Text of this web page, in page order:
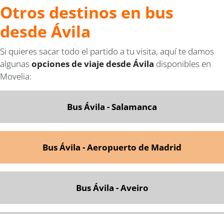
Otros destinos en bus
desde Ávila
Si quieres sacar todo el partido a tu visita, aquí te damos
algunas opciones de viaje desde Ávila disponibles en
Movelia:
Bus Ávila - Salamanca
Bus Ávila - Aeropuerto de Madrid
Bus Ávila - Aveiro